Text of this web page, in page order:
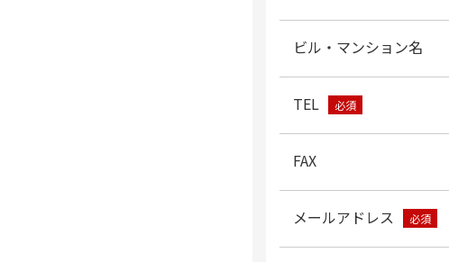
ビル・マンション名
TEL 必須
FAX
メールアドレス 必須